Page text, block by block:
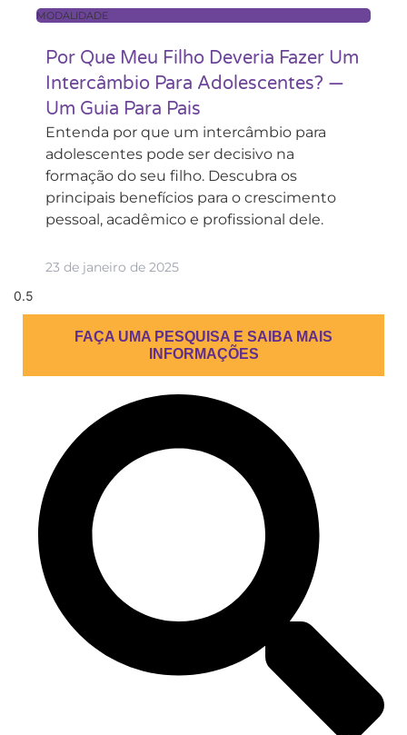
MODALIDADE
Por Que Meu Filho Deveria Fazer Um
Intercâmbio Para Adolescentes? —
Um Guia Para Pais
Entenda por que um intercâmbio para
adolescentes pode ser decisivo na
formação do seu filho. Descubra os
principais benefícios para o crescimento
pessoal, acadêmico e profissional dele.
23 de janeiro de 2025
FAÇA UMA PESQUISA E SAIBA MAIS
INFORMAÇÕES